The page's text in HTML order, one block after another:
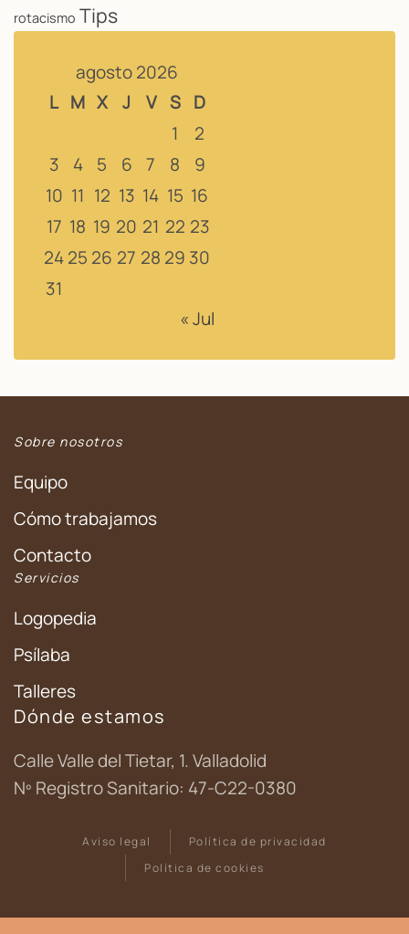
rotacismo Tips
agosto 2026
L M X J V S D
1
2
3
4 5 6 7 8
9
10 11 12 13 14 15 16
17 18 19 20 21 22 23
2425 26 27 28 29 30
31
« Jul
Sobre nosotros
Equipo
Cómo trabajamos
Contacto
Servicios
Logopedia
Psílaba
Talleres
Dónde estamos
Calle Valle del Tietar, 1. Valladolid
Nº Registro Sanitario: 47-C22-0380
Aviso legal
Política de privacidad
Política de cookies